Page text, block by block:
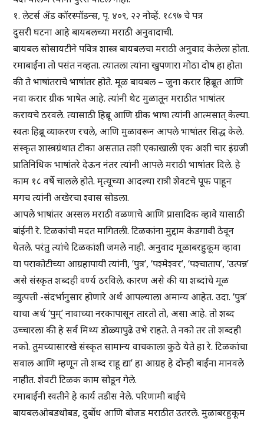
१. लेटर्स अँड कॉरस्पॉडन्स, पृ. ४०९, २२ नोव्हें. १८९७ चे पत्र
दुसरी घटना आहे बायबलच्या मराठी अनुवादाची.
बायबल सोसायटीने पवित्र शास्त्र बायबलचा मराठी अनुवाद केलेला होता.
रमाबाईंना तो पसंत नव्हता. त्यातला त्यांना खुपणारा मोठा दोष हा होता
की ते भाषांतराचे भाषांतर होते. मूळ बायबल – जुना करार हिब्रूत आणि
नवा करार ग्रीक भाषेत आहे. त्यांनी थेट मुळातून मराठीत भाषांतर
करायचे ठरवले. त्यासाठी हिब्रू आणि ग्रीक भाषा त्यांनी आत्मसात् केल्या.
स्वतः हिब्रू व्याकरण रचले, आणि मुळावरून आपले भाषांतर सिद्ध केले.
संस्कृत शास्त्रग्रंथात टीका असतात तशी एकाखाली एक अशी चार इंग्रजी
प्रातिनिधिक भाषांतरे देऊन नंतर त्यांनी आपले मराठी भाषांतर दिले. हे
काम १८ वर्षे चालले होते. मृत्यूच्या आदल्या रात्री शेवटचे पूफ पाहून
मगच त्यांनी अखेरचा श्वास सोडला.
आपले भाषांतर अस्सल मराठी वळणाचे आणि प्रासादिक व्हावे यासाठी
बांईंनी रे. टिळकांची मदत मागितली. टिळकांना मुद्दाम केडगावी ठेवून
घेतले. परंतु त्यांचे टिळकांशी जमले नाही. अनुवाद मूळाबरहुकूम व्हावा
या पराकोटीच्या आग्रहापायी त्यांनी, ‘पुत्र’, ‘पश्मेश्वर’, ‘पश्चाताप’, ‘उत्पन्न’
असे संस्कृत शब्दही वर्ण्य ठरविले. कारण असे की या शब्दांचे मूळ
व्युत्पत्ती -संदर्भानुसार होणारे अर्थ आपल्याला अमान्य आहेत. उदा. ‘पुत्र’
याचा अर्थ ‘पुम्’ नावाच्या नरकापासून तारतो तो, असा आहे. तो शब्द
उच्चारला की हे सर्व मिथ्य डोळ्यापुढे उभे राहते. ते नको तर तो शब्दही
नको. तुमच्यासारखे संस्कृत सामान्य वाचकाला कुठे येते हा रे. टिळकांचा
सवाल आणि म्हणून तो शब्द राहू द्या’ हा आग्रह हे दोन्ही बाईंना मानवले
नाहीत. शेवटी टिळक काम सोडून गेले.
रमाबाईंनी स्वतीने हे कार्य तडीस नेले. परिणामी बाईंचे
बायबलओबडधोबड, दुर्बोध आणि बोजड मराठीत उतरले. मुळाबरहुकूम